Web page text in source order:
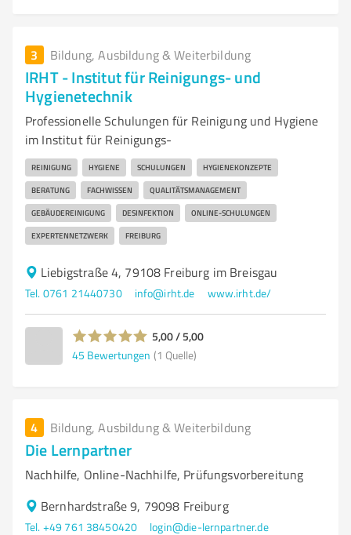
3 Bildung, Ausbildung & Weiterbildung
IRHT - Institut für Reinigungs- und
Hygienetechnik
Professionelle Schulungen für Reinigung und Hygiene
im Institut für Reinigungs-
REINIGUNG HYGIENE SCHULUNGEN HYGIENEKONZEPTE
BERATUNG FACHWISSEN QUALITÄTSMANAGEMENT
GEBÄUDEREINIGUNG DESINFEKTION ONLINE-SCHULUNGEN
EXPERTENNETZWERK FREIBURG
Liebigstraße 4, 79108 Freiburg im Breisgau
Tel. 0761 21440730 info@irht.de www.irht.de/
5,00 / 5,00
45 Bewertungen (1 Quelle)
4 Bildung, Ausbildung & Weiterbildung
Die Lernpartner
Nachhilfe, Online-Nachhilfe, Prüfungsvorbereitung
Bernhardstraße 9, 79098 Freiburg
Tel. +49 761 38450420
login@die-lernpartner.de